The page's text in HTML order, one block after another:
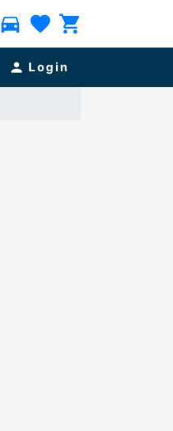
directions_car favorite shopping_cart
person Login